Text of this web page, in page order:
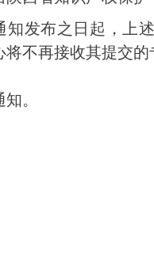
知发布之日起，上
将不再接收其提交的
。
年4